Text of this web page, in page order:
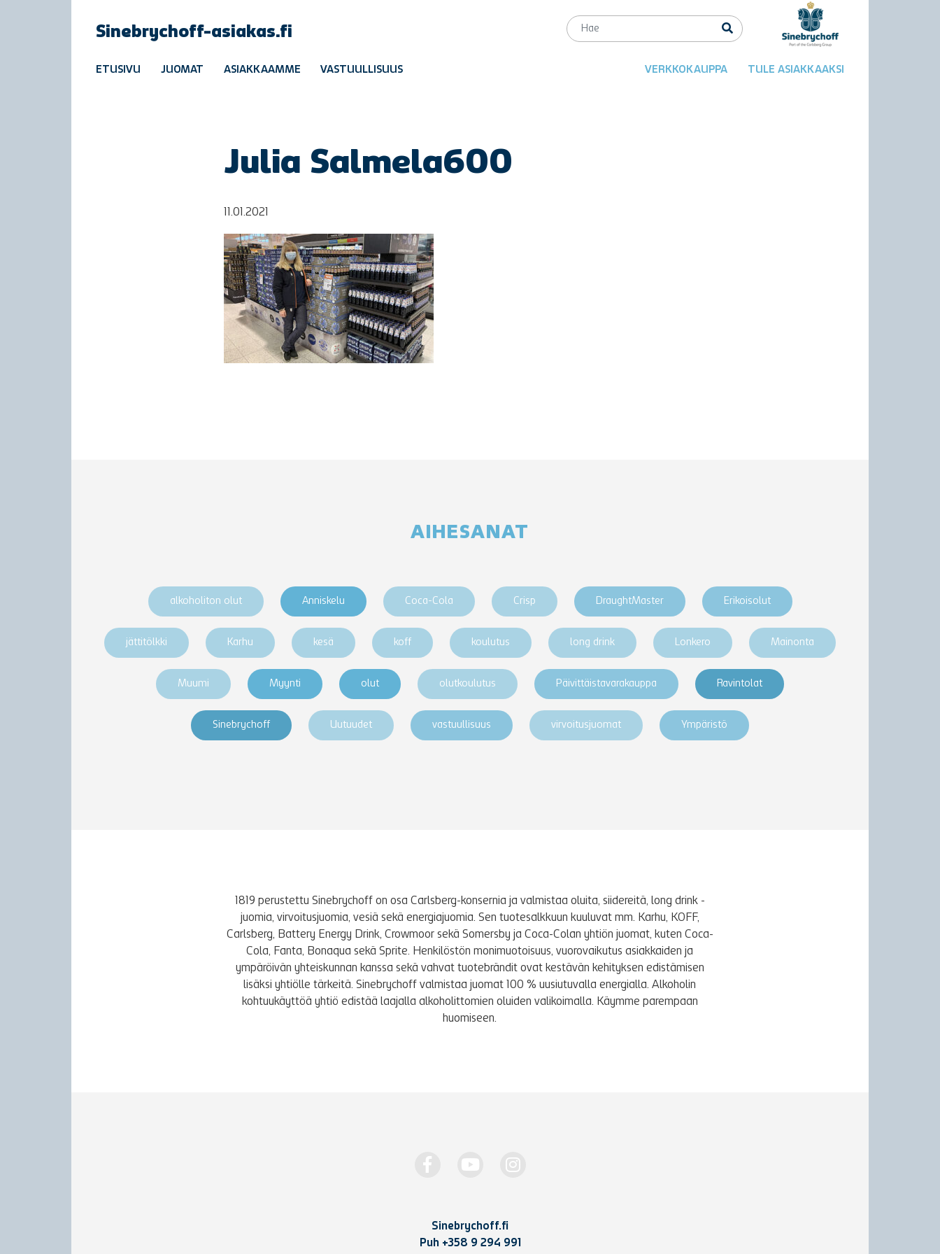
Sinebrychoff-asiakas.fi
ETUSIVU JUOMAT ASIAKKAAMME VASTUULLISUUS VERKKOKAUPPA TULE ASIAKKAAKSI
Julia Salmela600
11.01.2021
AIHESANAT
alkoholiton olut Anniskelu Coca-Cola Crisp DraughtMaster Erikoisolut
jättitölkki Karhu kesä koff koulutus long drink Lonkero Mainonta
Muumi Myynti olut olutkoulutus Päivittäistavarakauppa Ravintolat
Sinebrychoff Uutuudet vastuullisuus virvoitusjuomat Ympäristö
1819 perustettu Sinebrychoff on osa Carlsberg-konsernia ja valmistaa oluita, siidereitä, long drink -
juomia, virvoitusjuomia, vesiä sekä energiajuomia. Sen tuotesalkkuun kuuluvat mm. Karhu, KOFF,
Carlsberg, Battery Energy Drink, Crowmoor sekä Somersby ja Coca-Colan yhtiön juomat, kuten Coca-
Cola, Fanta, Bonaqua sekä Sprite. Henkilöstön monimuotoisuus, vuorovaikutus asiakkaiden ja
ympäröivän yhteiskunnan kanssa sekä vahvat tuotebrändit ovat kestävän kehityksen edistämisen
lisäksi yhtiölle tärkeitä. Sinebrychoff valmistaa juomat 100 % uusiutuvalla energialla. Alkoholin
kohtuukäyttöä yhtiö edistää laajalla alkoholittomien oluiden valikoimalla. Käymme parempaan
huomiseen.
Sinebrychoff.fi
Puh +358 9 294 991